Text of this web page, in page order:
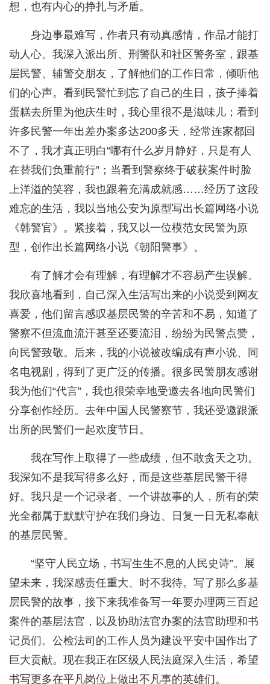
想，也有内心的挣扎与矛盾。
身边事最难写，作者只有动真感情，作品才能打
动人心。我深入派出所、刑警队和社区警务室，跟基
层民警、辅警交朋友，了解他们的工作日常，倾听他
们的心声。看到民警忙到忘了自己的生日，孩子捧着
蛋糕去所里为他庆生时，我心里很不是滋味儿；看到
许多民警一年出差办案多达200多天，经常连家都回
不了，我才真正明白“哪有什么岁月静好，只是有人
在替我们负重前行”；当看到警察终于破获案件时脸
上洋溢的笑容，我也跟着充满成就感……经历了这段
难忘的生活，我以当地公安为原型写出长篇网络小说
《韩警官》。紧接着，我又以一位模范女民警为原
型，创作出长篇网络小说《朝阳警事》。
有了解才会有理解，有理解才不容易产生误解。
我欣喜地看到，自己深入生活写出来的小说受到网友
喜爱，他们留言感叹基层民警的辛苦和不易，知道了
警察不但流血流汗甚至还要流泪，纷纷为民警点赞，
向民警致敬。后来，我的小说被改编成有声小说、同
名电视剧，得到了更广泛的传播。很多民警朋友感谢
我为他们“代言”，我也很荣幸地受邀去各地向民警们
分享创作经历。去年中国人民警察节，我还受邀跟派
出所的民警们一起欢度节日。
我在写作上取得了一些成绩，但不敢贪天之功。
我深知不是我写得多么好，而是这些基层民警干得
好。我只是一个记录者、一个讲故事的人，所有的荣
光全都属于默默守护在我们身边、日复一日无私奉献
的基层民警。
“坚守人民立场，书写生生不息的人民史诗”。展
望未来，我深感责任重大、时不我待。写了那么多基
层民警的故事，接下来我准备写一年要办理两三百起
案件的基层法官，以及协助法官办案的法官助理和书
记员们。公检法司的工作人员为建设平安中国作出了
巨大贡献。现在我正在区级人民法庭深入生活，希望
书写更多在平凡岗位上做出不凡事的英雄们。